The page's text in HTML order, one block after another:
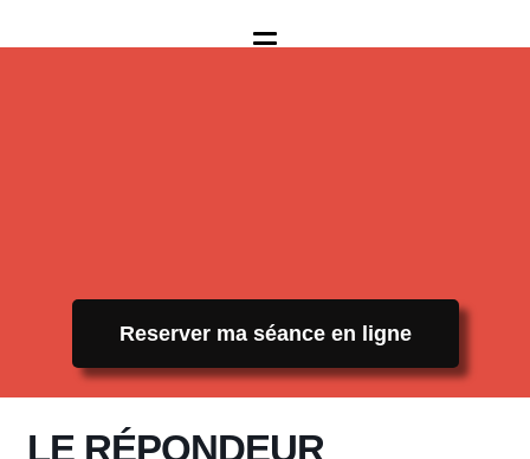
LE RÉPONDEUR
Reserver ma séance en ligne